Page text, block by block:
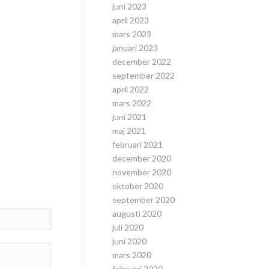
juni 2023
april 2023
mars 2023
januari 2023
december 2022
september 2022
april 2022
mars 2022
juni 2021
maj 2021
februari 2021
december 2020
november 2020
oktober 2020
september 2020
augusti 2020
juli 2020
juni 2020
mars 2020